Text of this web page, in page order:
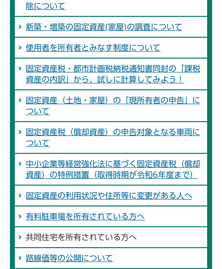
除について
新築・増築の固定資産(家屋)の調査について
使用者を所有者とみなす制度について
固定資産税・都市計画税納税通知書同封の「課税
資産の内訳」から、試しに計算してみよう！
固定資産（土地・家屋）の「現所有者の申告」に
ついて
固定資産税（償却資産）の申告対象となる車両に
ついて
中小企業等経営強化法に基づく固定資産税（償却
資産）の特例措置（取得時期が令和6年度まで）
固定資産の利用状況や住所等に変更がある人へ
有料駐車場を所有されている方へ
共同住宅を所有されている方へ
路線価等の公開について